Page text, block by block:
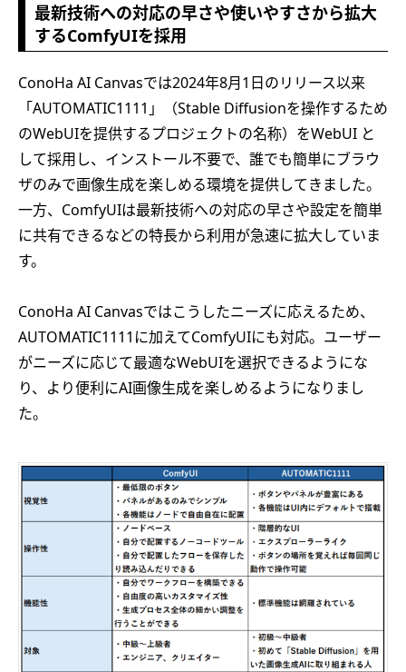
最新技術への対応の早さや使いやすさから拡大
するComfyUIを採用
ConoHa AI Canvasでは2024年8月1日のリリース以来
「AUTOMATIC1111」（Stable Diffusionを操作するため
のWebUIを提供するプロジェクトの名称）をWebUI と
して採用し、インストール不要で、誰でも簡単にブラウ
ザのみで画像生成を楽しめる環境を提供してきました。
一方、ComfyUIは最新技術への対応の早さや設定を簡単
に共有できるなどの特長から利用が急速に拡大していま
す。
ConoHa AI Canvasではこうしたニーズに応えるため、
AUTOMATIC1111に加えてComfyUIにも対応。ユーザー
がニーズに応じて最適なWebUIを選択できるようにな
り、より便利にAI画像生成を楽しめるようになりまし
た。